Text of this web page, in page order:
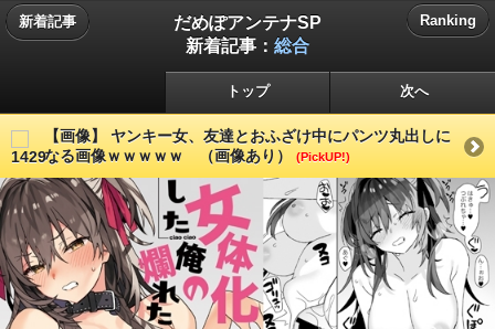
新着記事
だめぽアンテナSP
新着記事： 総合
Ranking
トップ 次へ
【画像】 ヤンキー女、友達とおふざけ中にパンツ丸出しに
なる画像ｗｗｗｗｗ （画像あり）
(PickUP!)